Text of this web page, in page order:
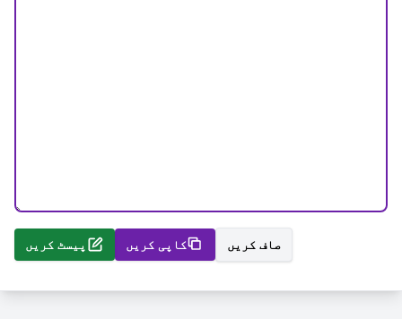
صاف کریں کاپی کریں پیسٹ کریں